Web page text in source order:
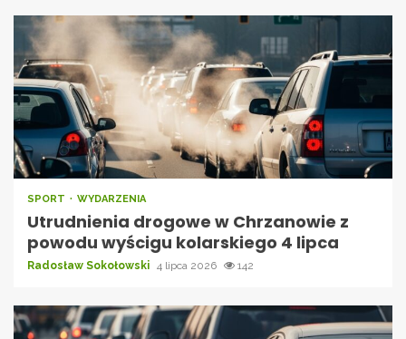
SPORT WYDARZENIA
Utrudnienia drogowe w Chrzanowie z
powodu wyścigu kolarskiego 4 lipca
Radosław Sokołowski 4 lipca 2026 142